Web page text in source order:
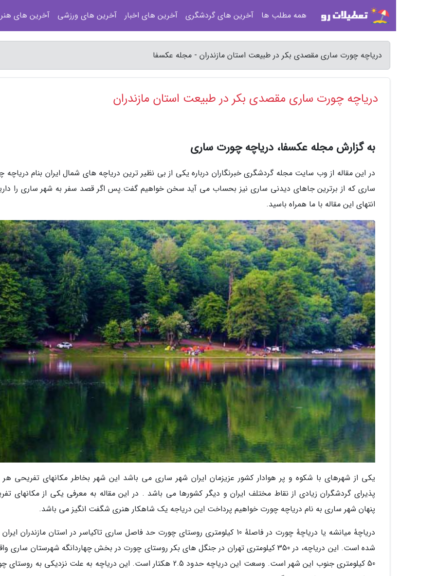
دریاچه چورت ساری مقصدی بکر در طبیعت استان مازندران - مجله عکسفا
دریاچه چورت ساری مقصدی بکر در طبیعت استان مازندران
به گزارش مجله عکسفا، دریاچه چورت ساری
در این مقاله از وب سایت مجله گردشگری خبرنگاران درباره یکی از بی نظیر ترین دریاچه های شمال ایران بنام دریاچه
ساری که از برترین جاهای دیدنی ساری نیز بحساب می آید سخن خواهیم گفت.پس اگر قصد سفر به شهر ساری را
انتهای این مقاله با ما همراه باسید.
یکی از شهرهای با شکوه و پر هوادار کشور عزیزمان ایران شهر ساری می باشد این شهر بخاطر مکانهای تفریحی
پذیرای گردشگران زیادی از نقاط مختلف ایران و دیگر کشورها می باشد . در این مقاله به معرفی یکی از مکانهای
پنهان شهر ساری به نام دریاچه چورت خواهیم پرداخت این دریاجه یک شاهکار هنری شگفت انگیز می باشد.
دریاچهٔ میانشه یا دریاچهٔ چورت در فاصلهٔ 10 کیلومتری روستای چورت حد فاصل ساری تاکیاسر در استان مازندران
شده است. این دریاچه، در 350 کیلومتری تهران در جنگل های بکر روستای چورت در بخش چهاردانگه شهرستان ساری
50 کیلومتری جنوب این شهر است. وسعت این دریاچه حدود 2.5 هکتار است. این دریاچه به علت نزدیکی به
همه مطلب ها آخرین های گردشگری آخرین های اخبار آخرین های ورزشی آخرین های هنر